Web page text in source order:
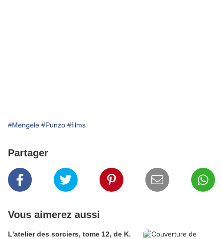
#Mengele #Punzo #films
Partager
Vous aimerez aussi
L'atelier des sorciers, tome 12, de K.